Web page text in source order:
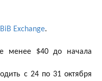
BiB Exchange.
менее $40 до начала
с 24 по 31 октября